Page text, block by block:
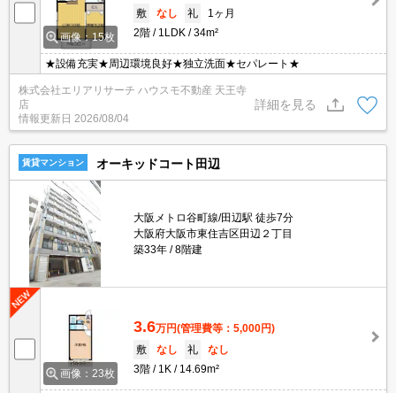
画像：15枚
敷
なし 礼
1ヶ月
2階
1LDK 34m²
★設備充実★周辺環境良好★独立洗面★セパレート★
株式会社エリアリサーチ ハウスモ不動産 天王寺
店
情報更新日 2026/08/04
詳細を見る
賃貸マンション オーキッドコート田辺
大阪メトロ谷町線/田辺駅 徒歩7分
大阪府大阪市東住吉区田辺２丁目
築33年
8階建
画像：23枚
3.6万円(管理費等：5,000円)
敷
なし 礼
なし
3階
1K 14.69m²